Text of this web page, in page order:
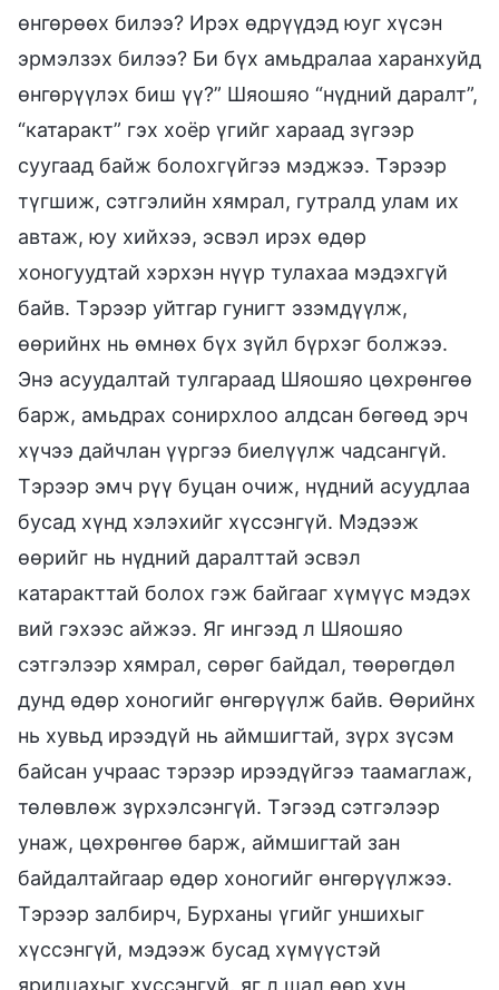
өнгөрөөх билээ? Ирэх өдрүүдэд юуг хүсэн
эрмэлзэх билээ? Би бүх амьдралаа харанхуйд
өнгөрүүлэх биш үү?” Шяошяо “нүдний даралт”,
“катаракт” гэх хоёр үгийг хараад зүгээр
суугаад байж болохгүйгээ мэджээ. Тэрээр
түгшиж, сэтгэлийн хямрал, гутралд улам их
автаж, юу хийхээ, эсвэл ирэх өдөр
хоногуудтай хэрхэн нүүр тулахаа мэдэхгүй
байв. Тэрээр уйтгар гунигт эзэмдүүлж,
өөрийнх нь өмнөх бүх зүйл бүрхэг болжээ.
Энэ асуудалтай тулгараад Шяошяо цөхрөнгөө
барж, амьдрах сонирхлоо алдсан бөгөөд эрч
хүчээ дайчлан үүргээ биелүүлж чадсангүй.
Тэрээр эмч рүү буцан очиж, нүдний асуудлаа
бусад хүнд хэлэхийг хүссэнгүй. Мэдээж
өөрийг нь нүдний даралттай эсвэл
катаракттай болох гэж байгааг хүмүүс мэдэх
вий гэхээс айжээ. Яг ингээд л Шяошяо
сэтгэлээр хямрал, сөрөг байдал, төөрөгдөл
дунд өдөр хоногийг өнгөрүүлж байв. Өөрийнх
нь хувьд ирээдүй нь аймшигтай, зүрх зүсэм
байсан учраас тэрээр ирээдүйгээ таамаглаж,
төлөвлөж зүрхэлсэнгүй. Тэгээд сэтгэлээр
унаж, цөхрөнгөө барж, аймшигтай зан
байдалтайгаар өдөр хоногийг өнгөрүүлжээ.
Тэрээр залбирч, Бурханы үгийг уншихыг
хүссэнгүй, мэдээж бусад хүмүүстэй
ярилцахыг хүссэнгүй, яг л шал өөр хүн